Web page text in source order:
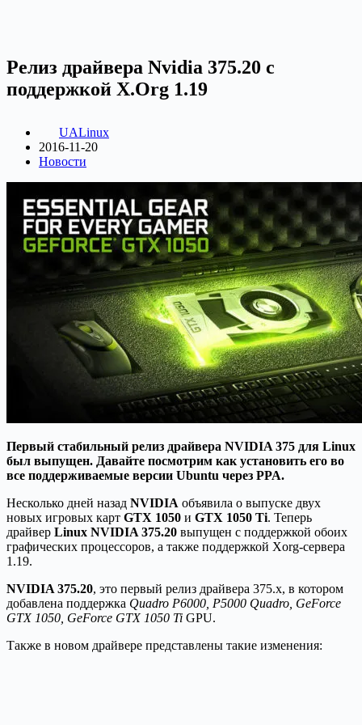
Релиз драйвера Nvidia 375.20 с
поддержкой X.Org 1.19
UALinux
2016-11-20
Новости
Первый стабильный релиз драйвера NVIDIA 375 для Linux
был выпущен. Давайте посмотрим как установить его во
все поддерживаемые версии Ubuntu через PPA.
Несколько дней назад NVIDIA объявила о выпуске двух
новых игровых карт GTX 1050 и GTX 1050 Ti. Теперь
драйвер Linux NVIDIA 375.20 выпущен с поддержкой обоих
графических процессоров, а также поддержкой Xorg-сервера
1.19.
NVIDIA 375.20, это первый релиз драйвера 375.x, в котором
добавлена поддержка Quadro P6000, P5000 Quadro, GeForce
GTX 1050, GeForce GTX 1050 Ti GPU.
Также в новом драйвере представлены такие изменения: